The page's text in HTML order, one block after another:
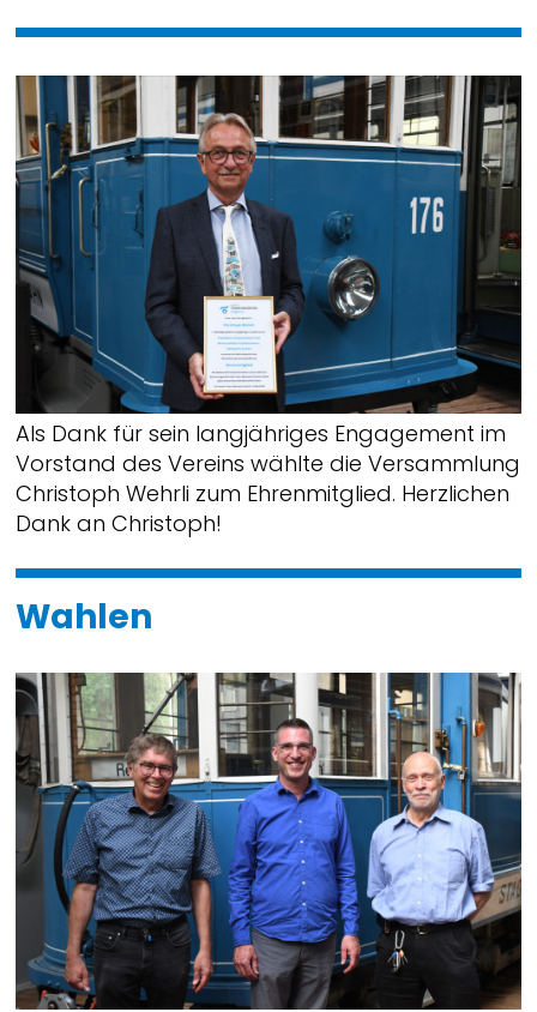
Als Dank für sein langjähriges Engagement im
Vorstand des Vereins wählte die Versammlung
Christoph Wehrli zum Ehrenmitglied. Herzlichen
Dank an Christoph!
Wahlen